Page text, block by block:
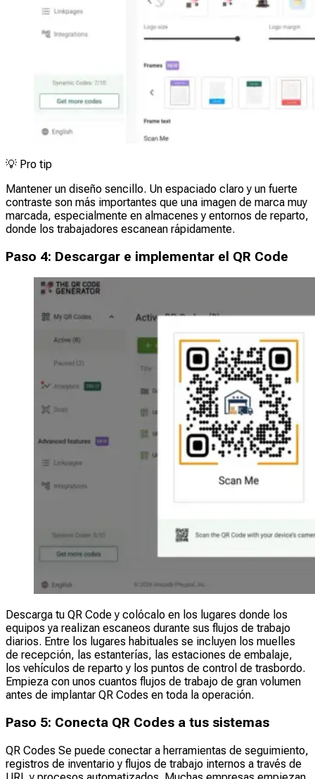
💡 Pro tip
Mantener un diseño sencillo. Un espaciado claro y un fuerte
contraste son más importantes que una imagen de marca muy
marcada, especialmente en almacenes y entornos de reparto,
donde los trabajadores escanean rápidamente.
Paso 4: Descargar e implementar el QR Code
Descarga tu QR Code y colócalo en los lugares donde los
equipos ya realizan escaneos durante sus flujos de trabajo
diarios. Entre los lugares habituales se incluyen los muelles
de recepción, las estanterías, las estaciones de embalaje,
los vehículos de reparto y los puntos de control de trasbordo.
Empieza con unos cuantos flujos de trabajo de gran volumen
antes de implantar QR Codes en toda la operación.
Paso 5: Conecta QR Codes a tus sistemas
QR Codes Se puede conectar a herramientas de seguimiento,
registros de inventario y flujos de trabajo internos a través de